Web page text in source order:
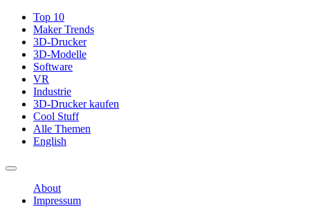
Top 10
Maker Trends
3D-Drucker
3D-Modelle
Software
VR
Industrie
3D-Drucker kaufen
Cool Stuff
Alle Themen
English
About
Impressum